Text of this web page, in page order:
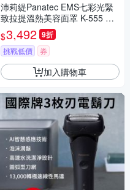
沛莉緹Panatec EMS七彩光緊
致拉提溫熱美容面罩 K-555 光
子面罩 電子面膜 美容儀 LED光
波
$3,492 9折
挑戰低價 券
加入購物車